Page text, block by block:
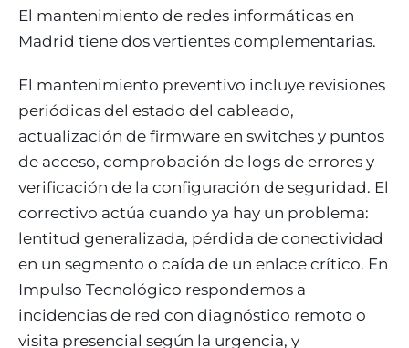
El mantenimiento de redes informáticas en
Madrid tiene dos vertientes complementarias.
El mantenimiento preventivo incluye revisiones
periódicas del estado del cableado,
actualización de firmware en switches y puntos
de acceso, comprobación de logs de errores y
verificación de la configuración de seguridad. El
correctivo actúa cuando ya hay un problema:
lentitud generalizada, pérdida de conectividad
en un segmento o caída de un enlace crítico. En
Impulso Tecnológico respondemos a
incidencias de red con diagnóstico remoto o
visita presencial según la urgencia, y